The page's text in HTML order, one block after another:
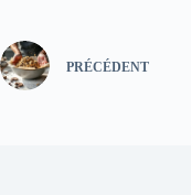
PRÉCÉDENT